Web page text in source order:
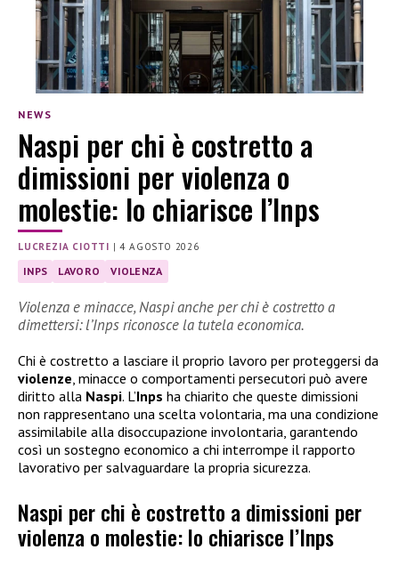
NEWS
Naspi per chi è costretto a
dimissioni per violenza o
molestie: lo chiarisce l’Inps
LUCREZIA CIOTTI |4 AGOSTO 2026
INPS LAVORO VIOLENZA
Violenza e minacce, Naspi anche per chi è costretto a
dimettersi: l’Inps riconosce la tutela economica.
Chi è costretto a lasciare il proprio lavoro per proteggersi da
violenze , minacce o comportamenti persecutori può avere
diritto alla Naspi. L’Inps ha chiarito che queste dimissioni
non rappresentano una scelta volontaria, ma una condizione
assimilabile alla disoccupazione involontaria, garantendo
così un sostegno economico a chi interrompe il rapporto
lavorativo per salvaguardare la propria sicurezza.
Naspi per chi è costretto a dimissioni per
violenza o molestie: lo chiarisce l’Inps